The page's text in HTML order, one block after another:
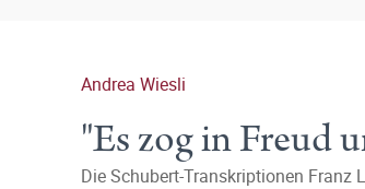
Andrea Wiesli
"Es zog in Freud
Die Schubert-Transkriptionen Franz